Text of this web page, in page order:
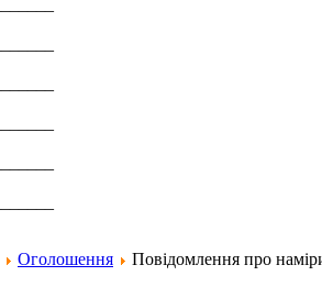
Оголошення Повідомлення про